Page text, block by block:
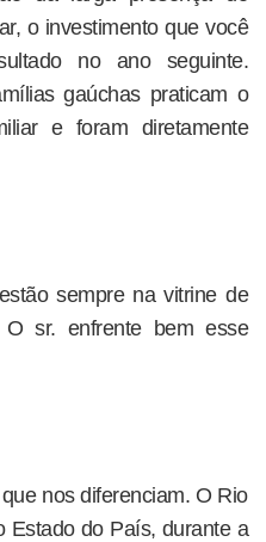
o investimento que você
no ano seguinte.
gaúchas praticam o
e foram diretamente
sempre na vitrine de
O sr. enfrente bem esse
nos diferenciam. O Rio
Estado do País, durante a